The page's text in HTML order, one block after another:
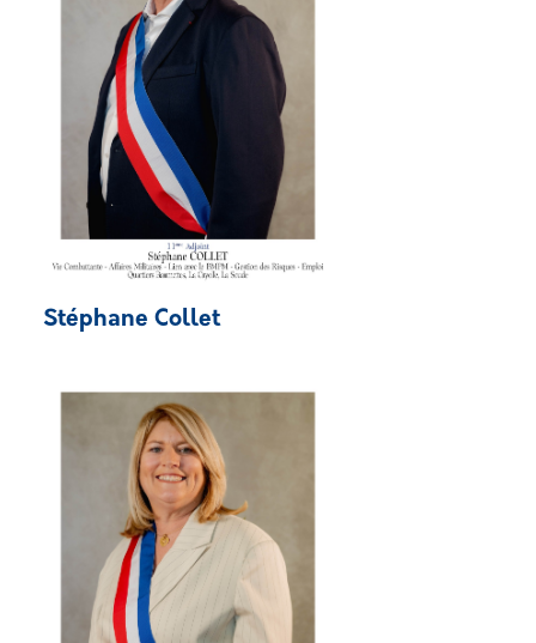
Stéphane Collet